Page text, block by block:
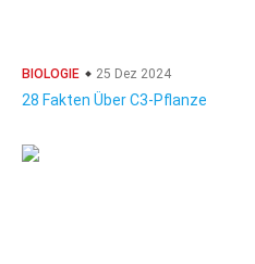
BIOLOGIE 25 Dez 2024
28 Fakten Über C3-Pflanze